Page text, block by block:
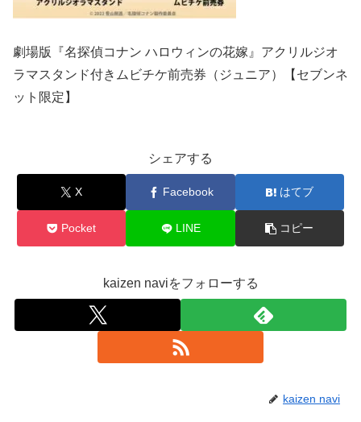
劇場版『名探偵コナン ハロウィンの花嫁』アクリルジオ
ラマスタンド付きムビチケ前売券（ジュニア）【セブンネ
ット限定】
シェアする
X Facebook はてブ
Pocket LINE コピー
kaizen naviをフォローする
kaizen navi